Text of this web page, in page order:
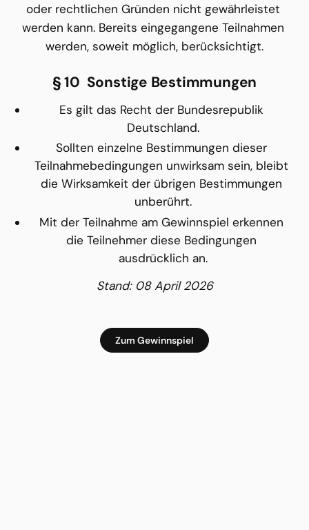
oder rechtlichen Gründen nicht gewährleistet
werden kann. Bereits eingegangene Teilnahmen
werden, soweit möglich, berücksichtigt.
§ 10  Sonstige Bestimmungen
Es gilt das Recht der Bundesrepublik
Deutschland.
Sollten einzelne Bestimmungen dieser
Teilnahmebedingungen unwirksam sein, bleibt
die Wirksamkeit der übrigen Bestimmungen
unberührt.
Mit der Teilnahme am Gewinnspiel erkennen
die Teilnehmer diese Bedingungen
ausdrücklich an.
Stand: 08 April 2026
Zum Gewinnspiel